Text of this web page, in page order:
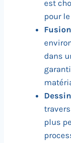
est
pour
Fusion
dans
Dessin
plus